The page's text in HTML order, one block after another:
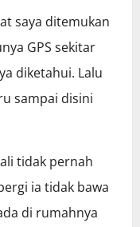
saya ditemukan
GPS sekitar
diketahui. Lalu
sampai disini
tidak pernah
ia tidak bawa
di rumahnya